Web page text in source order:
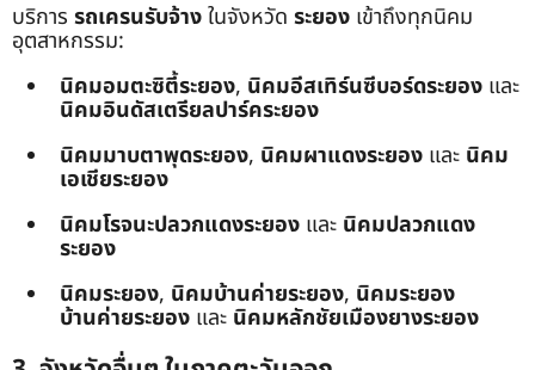
บริการ รถเครนรับจ้างในจังหวัด ระยอง เข้าถึงทุกนิคม
อุตสาหกรรม:
นิคมอมตะซิตี้ระยอง, นิคมอีสเทิร์นซีบอร์ดระยอง และ
นิคมอินดัสเตรียลปาร์คระยอง
นิคมมาบตาพุดระยอง, นิคมผาแดงระยอง และ นิคม
เอเชียระยอง
นิคมโรจนะปลวกแดงระยอง และ นิคมปลวกแดง
ระยอง
นิคมระยอง, นิคมบ้านค่ายระยอง, นิคมระยอง
บ้านค่ายระยอง และ นิคมหลักชัยเมืองยางระยอง